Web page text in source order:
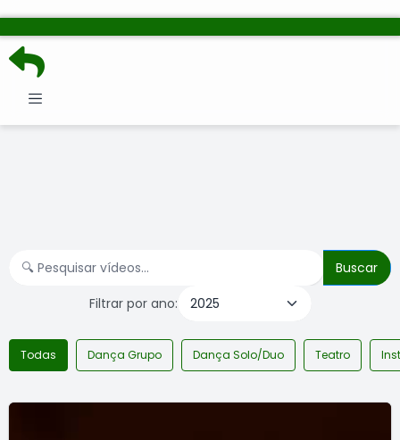
Filtrar por ano:
Todas Dança Grupo Dança Solo/Duo Teatro